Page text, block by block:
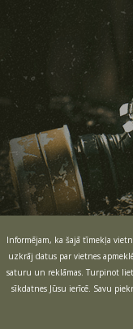
Informējam, ka šajā tīmekļa
uzkrāj datus par vietnes
saturu un reklāmas. Turpinot
sīkdatnes Jūsu ierīcē. Savu